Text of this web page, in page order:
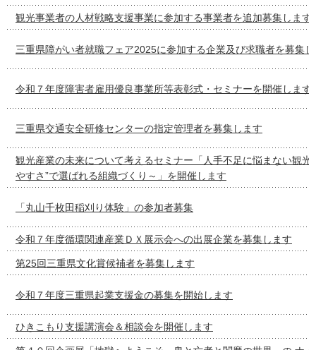
観光事業者の人材戦略支援事業に参加する事業者を追加募集します
三重県障がい者就職フェア2025に参加する企業及び求職者を募集
令和７年度障害者雇用優良事業所等表彰式・セミナーを開催します
三重県交通安全研修センターの指定管理者を募集します
観光産業の未来について考えるセミナー「人手不足に悩まない観光
やすさ”で選ばれる組織づくり～」を開催します
「丸山千枚田稲刈り体験」の参加者募集
令和７年度循環関連産業ＤＸ展示会への出展企業を募集します
第25回三重県文化賞候補者を募集します
令和７年度三重県起業支援金の募集を開始します
ひきこもり支援講演会＆相談会を開催します